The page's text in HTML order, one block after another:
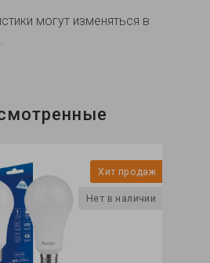
могут изменяться в
Хит продаж
Нет в наличии